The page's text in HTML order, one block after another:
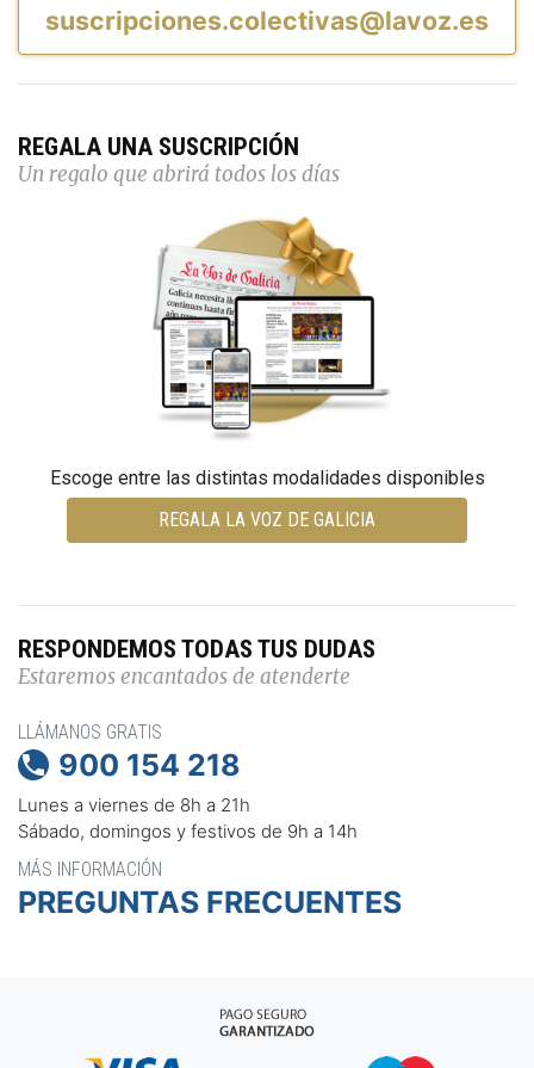
suscripciones.colectivas@lavoz.es
REGALA UNA SUSCRIPCIÓN
Un regalo que abrirá todos los días
Escoge entre las distintas modalidades disponibles
REGALA LA VOZ DE GALICIA
RESPONDEMOS TODAS TUS DUDAS
Estaremos encantados de atenderte
LLÁMANOS GRATIS
 900 154 218
Lunes a viernes de 8h a 21h
Sábado, domingos y festivos de 9h a 14h
MÁS INFORMACIÓN
PREGUNTAS FRECUENTES